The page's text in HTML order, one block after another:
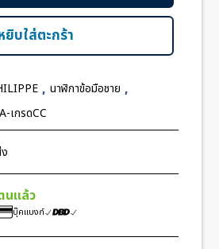
ยิบใส่ตะกร้า
, นาฬิกาข้อมือชาย ,
เกรดCC
นแล้ว
บุ๊คแบงก์